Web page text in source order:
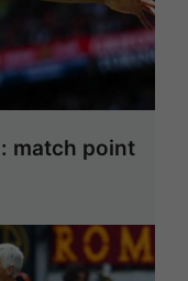
match point